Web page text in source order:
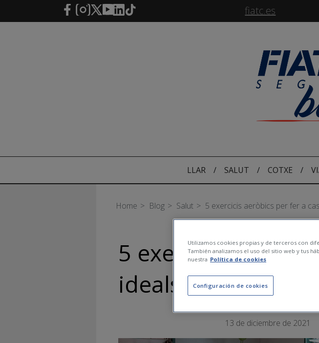
Salta al contingut principal fiatc.es
LLAR / SALUT / COTXE /
Home Blog Salut 5 exercicis aeròbics per fer a
5 exercicis
ideals per a
13 de diciembre de 2021
Utilizamos cookies propias y de terceros con
También analizamos el uso del sitio web y tus
nuestra Política de cookies
Configuración de cookies